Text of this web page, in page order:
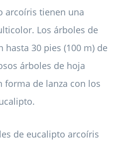
arcoíris tienen una
Los árboles de
30 pies (100 m) de
árboles de hoja
forma de lanza con los
de eucalipto arcoíris